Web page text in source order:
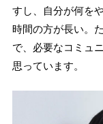
すし、自分が何を
時間の方が長い。
で、必要なコミュ
思っています。